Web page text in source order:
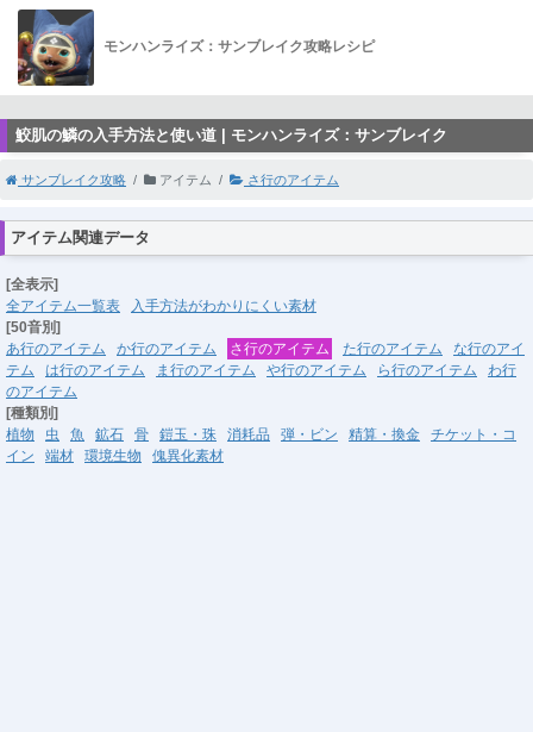
モンハンライズ：サンブレイク攻略レシピ
鮫肌の鱗の入手方法と使い道 | モンハンライズ：サンブレイク
サンブレイク攻略 アイテム さ行のアイテム
アイテム関連データ
[全表示]
全アイテム一覧表
入手方法がわかりにくい素材
[50音別]
あ行のアイテム
か行のアイテム さ行のアイテム た行のアイテム
な行のアイ
テム
は行のアイテム ま行のアイテム や行のアイテム ら行のアイテム
わ行
のアイテム
[種類別]
植物
虫 魚 鉱石 骨 鎧玉・珠 消耗品 弾・ビン 精算・換金
チケット・コ
イン
端材 環境生物 傀異化素材